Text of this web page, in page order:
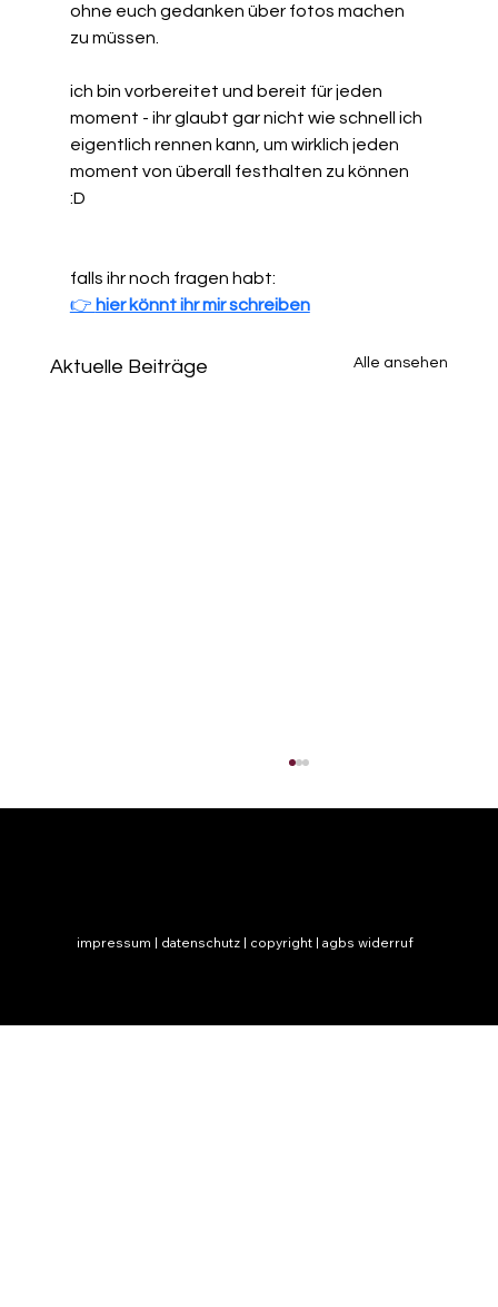
ohne euch gedanken über fotos machen
zu müssen.
ich bin vorbereitet und bereit für jeden
moment - ihr glaubt gar nicht wie schnell ich
eigentlich rennen kann, um wirklich jeden
moment von überall festhalten zu können
:D
falls ihr noch fragen habt:
👉 hier könnt ihr mir schreiben
Aktuelle Beiträge Alle ansehen
warum social media nicht wirklich
impressum | datenschutz | copyright | agbs widerruf